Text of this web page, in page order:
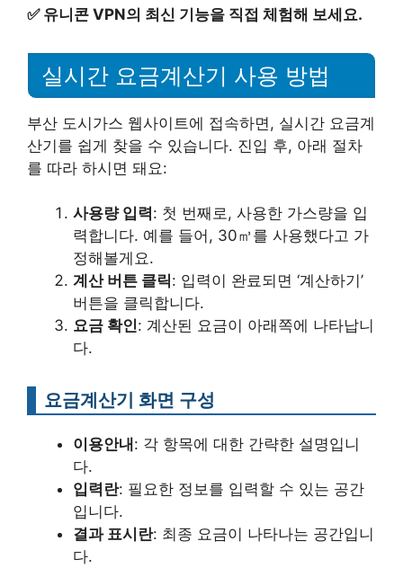
✅ 유니콘 VPN의 최신 기능을 직접 체험해 보세요.
실시간 요금계산기 사용 방법
부산 도시가스 웹사이트에 접속하면, 실시간 요금계
산기를 쉽게 찾을 수 있습니다. 진입 후, 아래 절차
를 따라 하시면 돼요:
사용량 입력: 첫 번째로, 사용한 가스량을 입
력합니다. 예를 들어, 30㎥를 사용했다고 가
정해볼게요.
계산 버튼 클릭: 입력이 완료되면 ‘계산하기’
버튼을 클릭합니다.
요금 확인: 계산된 요금이 아래쪽에 나타납니
다.
요금계산기 화면 구성
이용안내 : 각 항목에 대한 간략한 설명입니
다.
입력란: 필요한 정보를 입력할 수 있는 공간
입니다.
결과 표시란: 최종 요금이 나타나는 공간입니
다.